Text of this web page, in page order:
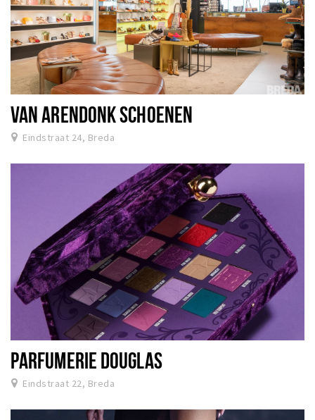
VAN ARENDONK SCHOENEN
Eindstraat 24, Breda
PARFUMERIE DOUGLAS
Eindstraat 22, Breda